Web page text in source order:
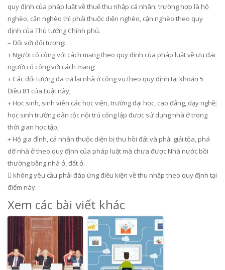
quy định của pháp luật về thuế thu nhập cá nhân; trường hợp là hộ
nghèo, cận nghèo thì phải thuộc diện nghèo, cận nghèo theo quy
định của Thủ tướng Chính phủ.
– Đối với đối tượng:
+ Người có công với cách mạng theo quy định của pháp luật về ưu đãi
người có công với cách mạng;
+ Các đối tượng đã trả lại nhà ở công vụ theo quy định tại khoản 5
Điều 81 của Luật này;
+ Học sinh, sinh viên các học viện, trường đại học, cao đẳng, dạy nghề;
học sinh trường dân tộc nội trú công lập được sử dụng nhà ở trong
thời gian học tập;
+ Hộ gia đình, cá nhân thuộc diện bị thu hồi đất và phải giải tỏa, phá
dỡ nhà ở theo quy định của pháp luật mà chưa được Nhà nước bồi
thường bằng nhà ở, đất ở.
 không yêu cầu phải đáp ứng điều kiện về thu nhập theo quy định tại
điểm này.
Xem các bài viết khác